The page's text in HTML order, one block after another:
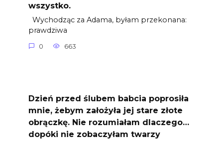
wszystko.
Wychodząc za Adama, byłam przekonana:
prawdziwa
0 663
Dzień przed ślubem babcia poprosiła
mnie, żebym założyła jej stare złote
obrączkę. Nie rozumiałam dlaczego…
dopóki nie zobaczyłam twarzy